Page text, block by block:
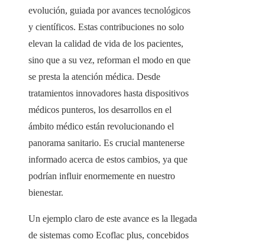
evolución, guiada por avances tecnológicos
y científicos. Estas contribuciones no solo
elevan la calidad de vida de los pacientes,
sino que a su vez, reforman el modo en que
se presta la atención médica. Desde
tratamientos innovadores hasta dispositivos
médicos punteros, los desarrollos en el
ámbito médico están revolucionando el
panorama sanitario. Es crucial mantenerse
informado acerca de estos cambios, ya que
podrían influir enormemente en nuestro
bienestar.
Un ejemplo claro de este avance es la llegada
de sistemas como Ecoflac plus, concebidos